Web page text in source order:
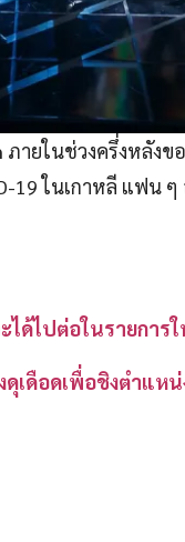
ภายในช่วงครึ่งหลังข
19 ในเกาหลี แฟน
ด้ไปต่อในรายการ
ดุเดือดเพื่อชิงตำแห